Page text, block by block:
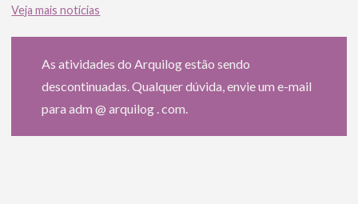
Veja mais notícias
As atividades do Arquilog estão sendo
descontinuadas. Qualquer dúvida, envie um e-mail
para adm @ arquilog . com.